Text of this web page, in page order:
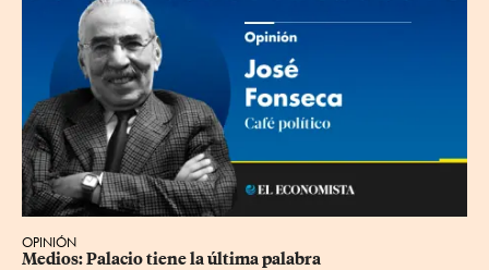
OPINIÓN
Medios: Palacio tiene la última palabra